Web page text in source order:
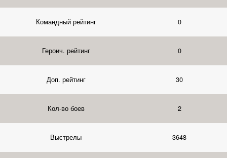
Командный рейтинг 0
Героич. рейтинг 0
Доп. рейтинг 30
Кол-во боев 2
Выстрелы 3648